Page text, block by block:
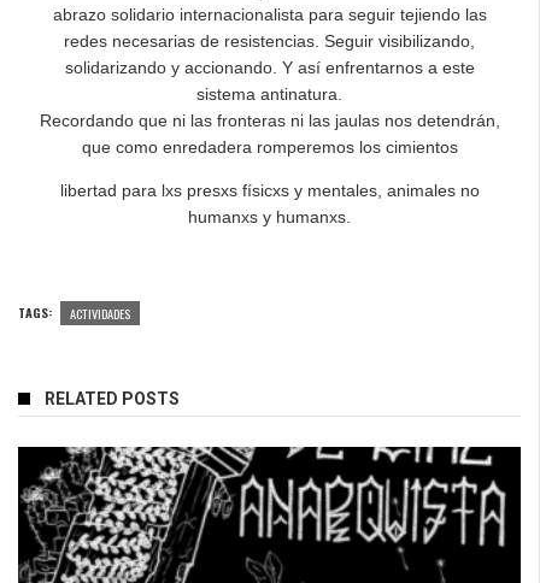
abrazo solidario internacionalista para seguir tejiendo las
redes necesarias de resistencias. Seguir visibilizando,
solidarizando y accionando. Y así enfrentarnos a este
sistema antinatura.
Recordando que ni las fronteras ni las jaulas nos detendrán,
que como enredadera romperemos los cimientos
libertad para lxs presxs físicxs y mentales, animales no
humanxs y humanxs.
TAGS: ACTIVIDADES
RELATED POSTS